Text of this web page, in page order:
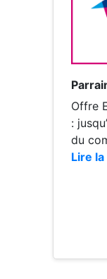
Offre
:
du
d’une
erte,
lien
Lire